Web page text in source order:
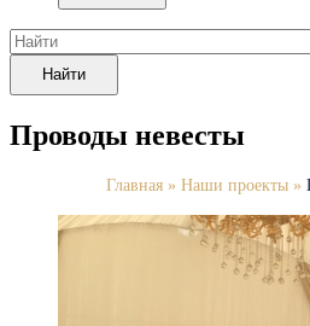
Найти
Проводы невесты
Главная » Наши проекты »